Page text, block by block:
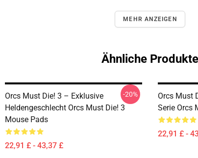
MEHR ANZEIGEN
Ähnliche Produkte
Orcs Must Die! 3 – Exklusive
Heldengeschlecht Orcs Must Die! 3
Mouse Pads
22,91 £ - 43,37 £
-20%
Orcs Must
Serie Orcs
22,91 £ -